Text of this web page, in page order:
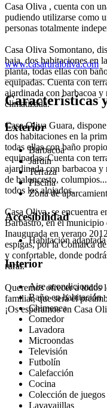
Casa Oliva , cuenta con
pudiendo utilizarse como
personas totalmente
Casa Oliva Somontano,
baja, dos habitaciones en
planta, todas ellas con
equipadas. Cuenta con
ajardinada con barbacoa
climatizada.
Casa Oliva Guara,
dos habitaciones en la
todas ellas con baño
equipadas. Cuenta con
ajardinada con barbacoa
de baloncesto,
todos los alojados.
Casa Oliva, se encuentra
Barbastro, en el municipio
Inaugurada en verano
espigas, por la Comarca
y confortable, donde
rural.
Queremos ofrecer a todos
familiar, que será el
¡Os esperamos en Casa
www.casaruraloliva.com
Características
Exterior
Barbacoa
Jardín
Terraza
Piscina
Zona de
Accesibilidad
Habitación adaptada
Interior
Aire acondicionado
Baño en habitación
Chimenea
Comedor
Lavadora
Microondas
Televisión
Futbolín
Calefacción
Cocina
Colección de juegos
Lavavajillas